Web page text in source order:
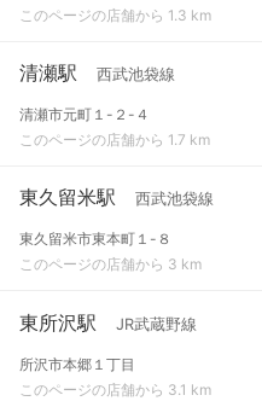
このページの店舗から 1.3 km
清瀬駅 西武池袋線
清瀬市元町１-２-４
このページの店舗から 1.7 km
東久留米駅 西武池袋線
東久留米市東本町１-８
このページの店舗から 3 km
東所沢駅 JR武蔵野線
所沢市本郷１丁目
このページの店舗から 3.1 km